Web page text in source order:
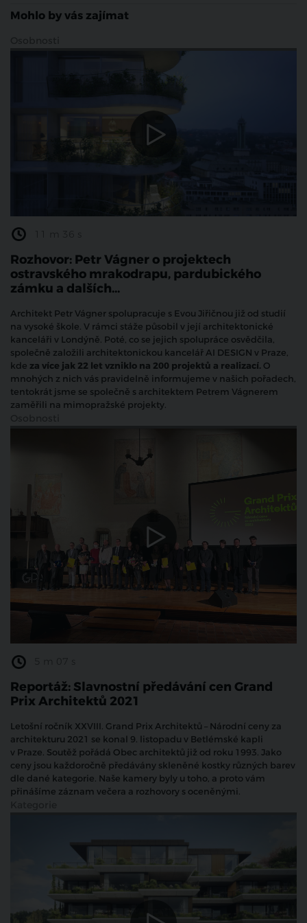
Mohlo by vás zajímat
Rozhovor: Petr Vágner o projektech
ostravského mrakodrapu, pardubického
zámku a dalších...
Architekt Petr Vágner spolupracuje s Evou Jiřičnou již od studií
na vysoké škole. V rámci stáže působil v její architektonické
kanceláři v Londýně. Poté, co se jejich spolupráce osvědčila,
společně založili architektonickou kancelář AI DESIGN v Praze,
kde za více jak 22 let vzniklo na 200 projektů a realizací. O
mnohých z nich vás pravidelně informujeme v našich pořadech,
tentokrát jsme se společně s architektem Petrem Vágnerem
zaměřili na mimopražské projekty.
Reportáž: Slavnostní předávání cen Grand
Prix Architektů 2021
Letošní ročník XXVIII. Grand Prix Architektů – Národní ceny za
architekturu 2021 se konal 9. listopadu v Betlémské kapli
v Praze. Soutěž pořádá Obec architektů již od roku 1993. Jako
ceny jsou každoročně předávány skleněné kostky různých barev
dle dané kategorie. Naše kamery byly u toho, a proto vám
přinášíme záznam večera a rozhovory s oceněnými.